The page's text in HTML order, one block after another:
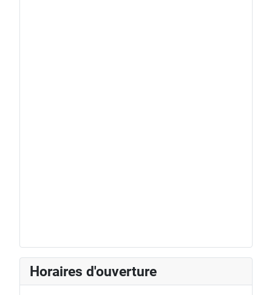
Horaires d'ouverture